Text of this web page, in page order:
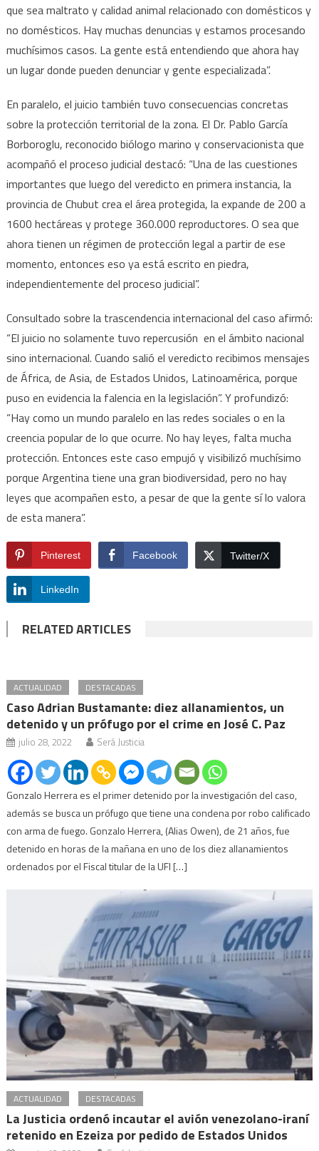
que sea maltrato y calidad animal relacionado con domésticos y
no domésticos. Hay muchas denuncias y estamos procesando
muchísimos casos. La gente está entendiendo que ahora hay
un lugar donde pueden denunciar y gente especializada”.
En paralelo, el juicio también tuvo consecuencias concretas
sobre la protección territorial de la zona. El Dr. Pablo García
Borboroglu, reconocido biólogo marino y conservacionista que
acompañó el proceso judicial destacó: “Una de las cuestiones
importantes que luego del veredicto en primera instancia, la
provincia de Chubut crea el área protegida, la expande de 200 a
1600 hectáreas y protege 360.000 reproductores. O sea que
ahora tienen un régimen de protección legal a partir de ese
momento, entonces eso ya está escrito en piedra,
independientemente del proceso judicial”.
Consultado sobre la trascendencia internacional del caso afirmó:
“El juicio no solamente tuvo repercusión en el ámbito nacional
sino internacional. Cuando salió el veredicto recibimos mensajes
de África, de Asia, de Estados Unidos, Latinoamérica, porque
puso en evidencia la falencia en la legislación”. Y profundizó:
“Hay como un mundo paralelo en las redes sociales o en la
creencia popular de lo que ocurre. No hay leyes, falta mucha
protección. Entonces este caso empujó y visibilizó muchísimo
porque Argentina tiene una gran biodiversidad, pero no hay
leyes que acompañen esto, a pesar de que la gente sí lo valora
de esta manera”.
Pinterest Facebook Twitter/X
LinkedIn
RELATED ARTICLES
ACTUALIDAD DESTACADAS
Caso Adrian Bustamante: diez allanamientos, un
detenido y un prófugo por el crime en José C. Paz
julio 28, 2022 Será Justicia
Gonzalo Herrera es el primer detenido por la investigación del caso,
además se busca un prófugo que tiene una condena por robo calificado
con arma de fuego. Gonzalo Herrera, (Alias Owen), de 21 años, fue
detenido en horas de la mañana en uno de los diez allanamientos
ordenados por el Fiscal titular de la UFI […]
ACTUALIDAD DESTACADAS
La Justicia ordenó incautar el avión venezolano-iraní
retenido en Ezeiza por pedido de Estados Unidos